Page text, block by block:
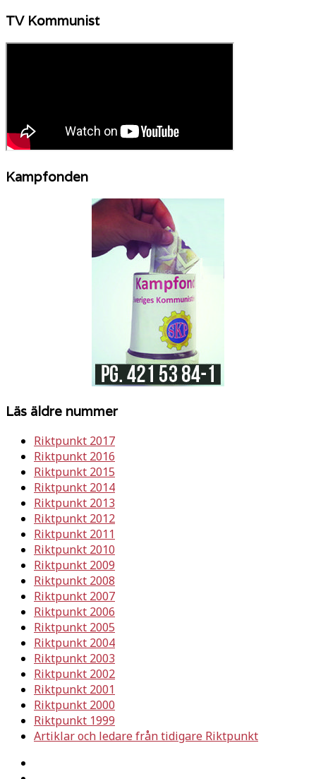
TV Kommunist
Kampfonden
Läs äldre nummer
Riktpunkt 2017
Riktpunkt 2016
Riktpunkt 2015
Riktpunkt 2014
Riktpunkt 2013
Riktpunkt 2012
Riktpunkt 2011
Riktpunkt 2010
Riktpunkt 2009
Riktpunkt 2008
Riktpunkt 2007
Riktpunkt 2006
Riktpunkt 2005
Riktpunkt 2004
Riktpunkt 2003
Riktpunkt 2002
Riktpunkt 2001
Riktpunkt 2000
Riktpunkt 1999
Artiklar och ledare från tidigare Riktpunkt